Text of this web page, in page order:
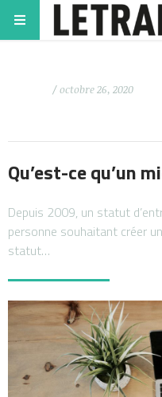
/ octobre 26, 2020
Qu’est-ce qu’un
Depuis 2009, un statut
personne souhaitant créer
statut…